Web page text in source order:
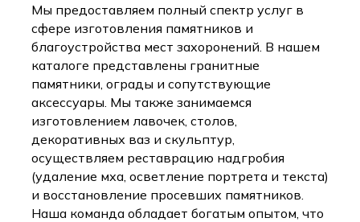
Мы предоставляем полный спектр услуг в
сфере изготовления памятников и
благоустройства мест захоронений. В нашем
каталоге представлены гранитные
памятники, ограды и сопутствующие
аксессуары. Мы также занимаемся
изготовлением лавочек, столов,
декоративных ваз и скульптур,
осуществляем реставрацию надгробия
(удаление мха, осветление портрета и текста)
и восстановление просевших памятников.
Наша команда обладает богатым опытом, что